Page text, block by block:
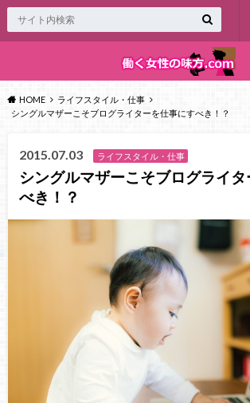
HOME
ライフスタイル・仕事
シングルマザーこそブログライターを仕事にすべき！？
2015.07.03 ライフスタイル・仕事
シングルマザーこそブログライ
べき！？